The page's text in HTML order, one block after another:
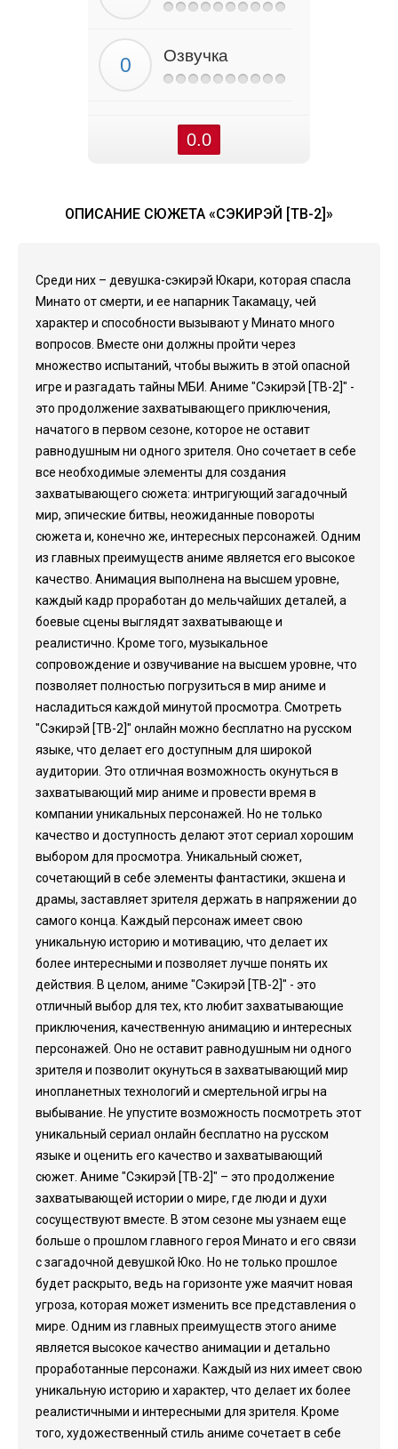
Озвучка
0.0
ОПИСАНИЕ СЮЖЕТА «СЭКИРЭЙ [ТВ-2]»
Среди них – девушка-сэкирэй Юкари, которая спасла
Минато от смерти, и ее напарник Такамацу, чей
характер и способности вызывают у Минато много
вопросов. Вместе они должны пройти через
множество испытаний, чтобы выжить в этой опасной
игре и разгадать тайны МБИ. Аниме "Сэкирэй [ТВ-2]" -
это продолжение захватывающего приключения,
начатого в первом сезоне, которое не оставит
равнодушным ни одного зрителя. Оно сочетает в себе
все необходимые элементы для создания
захватывающего сюжета: интригующий загадочный
мир, эпические битвы, неожиданные повороты
сюжета и, конечно же, интересных персонажей. Одним
из главных преимуществ аниме является его высокое
качество. Анимация выполнена на высшем уровне,
каждый кадр проработан до мельчайших деталей, а
боевые сцены выглядят захватывающе и
реалистично. Кроме того, музыкальное
сопровождение и озвучивание на высшем уровне, что
позволяет полностью погрузиться в мир аниме и
насладиться каждой минутой просмотра. Смотреть
"Сэкирэй [ТВ-2]" онлайн можно бесплатно на русском
языке, что делает его доступным для широкой
аудитории. Это отличная возможность окунуться в
захватывающий мир аниме и провести время в
компании уникальных персонажей. Но не только
качество и доступность делают этот сериал хорошим
выбором для просмотра. Уникальный сюжет,
сочетающий в себе элементы фантастики, экшена и
драмы, заставляет зрителя держать в напряжении до
самого конца. Каждый персонаж имеет свою
уникальную историю и мотивацию, что делает их
более интересными и позволяет лучше понять их
действия. В целом, аниме "Сэкирэй [ТВ-2]" - это
отличный выбор для тех, кто любит захватывающие
приключения, качественную анимацию и интересных
персонажей. Оно не оставит равнодушным ни одного
зрителя и позволит окунуться в захватывающий мир
инопланетных технологий и смертельной игры на
выбывание. Не упустите возможность посмотреть этот
уникальный сериал онлайн бесплатно на русском
языке и оценить его качество и захватывающий
сюжет. Аниме "Сэкирэй [ТВ-2]" – это продолжение
захватывающей истории о мире, где люди и духи
сосуществуют вместе. В этом сезоне мы узнаем еще
больше о прошлом главного героя Минато и его связи
с загадочной девушкой Юко. Но не только прошлое
будет раскрыто, ведь на горизонте уже маячит новая
угроза, которая может изменить все представления о
мире. Одним из главных преимуществ этого аниме
является высокое качество анимации и детально
проработанные персонажи. Каждый из них имеет свою
уникальную историю и характер, что делает их более
реалистичными и интересными для зрителя. Кроме
того, художественный стиль аниме сочетает в себе